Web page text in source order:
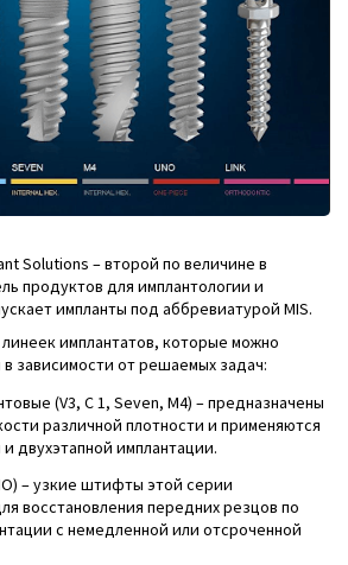
Solutions – второй по величине в
продуктов для имплантологии и
импланты под аббревиатурой MIS.
имплантатов, которые можно
в зависимости от решаемых задач:
(V3, С 1, Seven, M4) – предназначены
различной плотности и применяются
двухэтапной имплантации.
– узкие штифты этой серии
восстановления передних резцов по
с немедленной или отсроченной